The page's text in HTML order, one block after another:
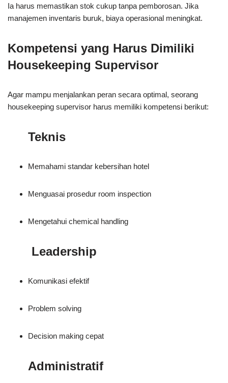
Ia harus memastikan stok cukup tanpa pemborosan. Jika
manajemen inventaris buruk, biaya operasional meningkat.
Kompetensi yang Harus Dimiliki
Housekeeping Supervisor
Agar mampu menjalankan peran secara optimal, seorang
housekeeping supervisor harus memiliki kompetensi berikut:
Teknis
Memahami standar kebersihan hotel
Menguasai prosedur room inspection
Mengetahui chemical handling
Leadership
Komunikasi efektif
Problem solving
Decision making cepat
Administratif